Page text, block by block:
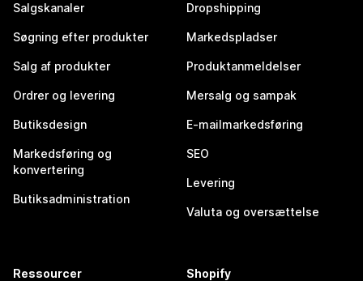
Salgskanaler
Søgning efter produkter
Salg af produkter
Ordrer og levering
Butiksdesign
Markedsføring og
konvertering
Butiksadministration
Dropshipping
Markedspladser
Produktanmeldelser
Mersalg og sampak
E-mailmarkedsføring
SEO
Levering
Valuta og oversættelse
Ressourcer Shopify